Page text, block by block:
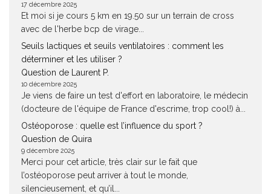
17 décembre 2025
Et moi si je cours 5 km en 19.50 sur un terrain de cross
avec de l'herbe bcp de virage...
Seuils lactiques et seuils ventilatoires : comment les
déterminer et les utiliser ?
Question de Laurent P.
10 décembre 2025
Je viens de faire un test d'effort en laboratoire, le médecin
(docteure de l'équipe de France d'escrime, trop cool!) à...
Ostéoporose : quelle est l’influence du sport ?
Question de Quira
9 décembre 2025
Merci pour cet article, très clair sur le fait que
l’ostéoporose peut arriver à tout le monde,
silencieusement, et qu’il...